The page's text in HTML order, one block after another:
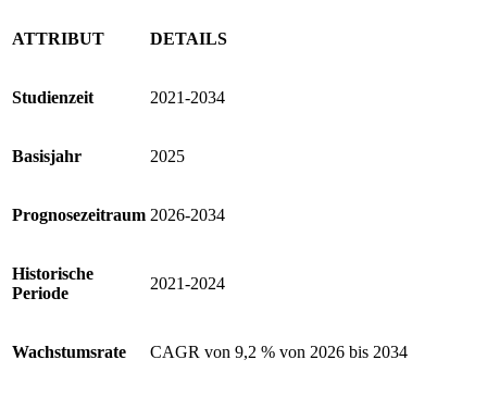
ATTRIBUT DETAILS
Studienzeit 2021-2034
Basisjahr 2025
Prognosezeitraum 2026-2034
Historische
Periode
2021-2024
Wachstumsrate CAGR von 9,2 % von 2026 bis 2034